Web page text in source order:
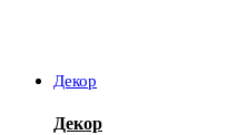
Декор
Декор